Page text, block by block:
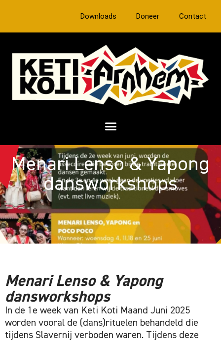
Downloads Doneer Contact
Menari Lenso & Yapong
dansworkshops
Menari Lenso & Yapong
dansworkshops
In de 1e week van Keti Koti Maand Juni 2025
worden vooral de (dans)rituelen behandeld die
tijdens Slavernij verboden waren. Tijdens deze